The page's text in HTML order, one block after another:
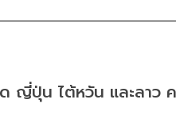
ญี่ปุ่น ไต้หวัน และลาว